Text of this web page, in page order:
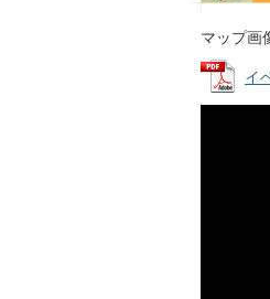
マップ画
イ